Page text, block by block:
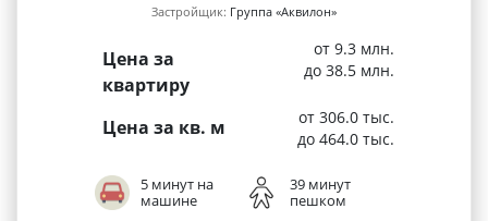
Застройщик: Группа «Аквилон»
Цена за
квартиру
от 9.3 млн.
до 38.5 млн.
Цена за кв. м
от 306.0 тыс.
до 464.0 тыс.
5 минут на
машине
39 минут
пешком